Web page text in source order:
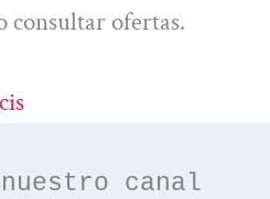
consultar ofertas.
canal